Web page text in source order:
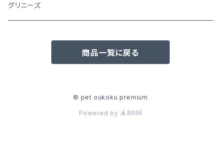
シュプレモ
ワイルドレシピ
グリニーズ
商品一覧に戻る
© pet oukoku premium
Powered by